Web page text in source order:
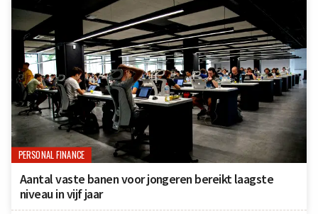
PERSONAL FINANCE
Aantal vaste banen voor jongeren bereikt laagste
niveau in vijf jaar